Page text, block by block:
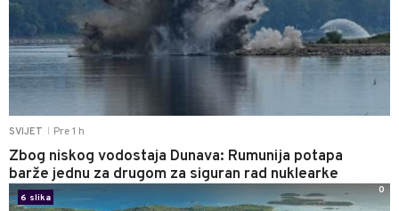
SVIJET Pre 1 h
Zbog niskog vodostaja Dunava: Rumunija potapa
barže jednu za drugom za siguran rad nuklearke
6 slika
0